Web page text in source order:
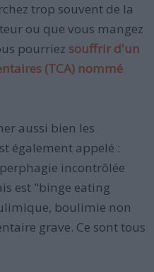
trop souvent de la
ou que vous mangez
pourriez souffrir d'un
(TCA) nommé
aussi bien les
également appelé :
incontrôlée
est "binge eating
boulimie non
grave. Ce sont tous